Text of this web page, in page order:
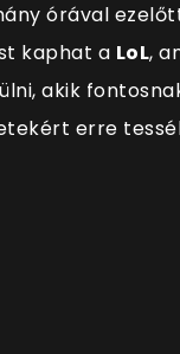
órával
kaphat a LoL,
akik
erre